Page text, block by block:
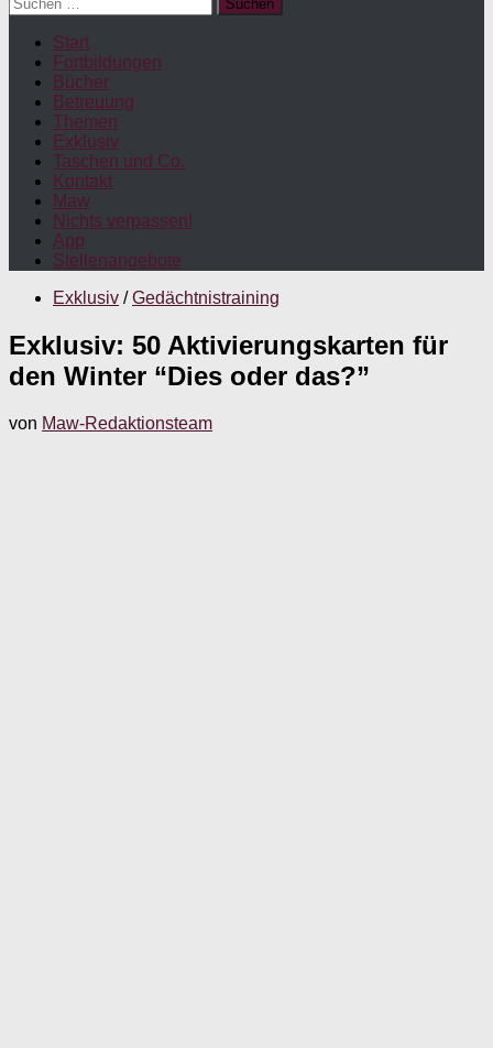
nach:
Start
Fortbildungen
Bücher
Betreuung
Themen
Exklusiv
Taschen und Co.
Kontakt
Maw
Nichts verpassen!
App
Stellenangebote
Exklusiv / Gedächtnistraining
Exklusiv: 50 Aktivierungskarten für
den Winter “Dies oder das?”
von Maw-Redaktionsteam